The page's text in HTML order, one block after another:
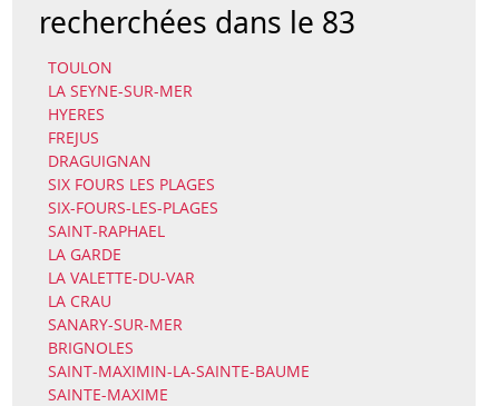
recherchées dans le 83
TOULON
LA SEYNE-SUR-MER
HYERES
FREJUS
DRAGUIGNAN
SIX FOURS LES PLAGES
SIX-FOURS-LES-PLAGES
SAINT-RAPHAEL
LA GARDE
LA VALETTE-DU-VAR
LA CRAU
SANARY-SUR-MER
BRIGNOLES
SAINT-MAXIMIN-LA-SAINTE-BAUME
SAINTE-MAXIME